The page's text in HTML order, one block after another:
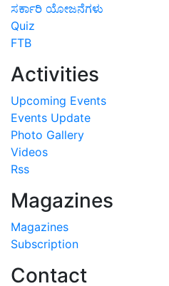
ಸರ್ಕಾರಿ ಯೋಜನೆಗಳು
Quiz
FTB
Activities
Upcoming Events
Events Update
Photo Gallery
Videos
Rss
Magazines
Magazines
Subscription
Contact